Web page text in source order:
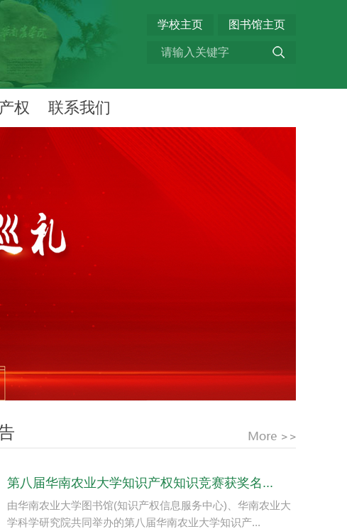
学校主页 图书馆主页
权 联系我们
第八届华南农业大学知识产权知识竞赛获奖名...
由华南农业大学图书馆(知识产权信息服务中心)、华南农业大
学科学研究院共同举办的第八届华南农业大学知识产...